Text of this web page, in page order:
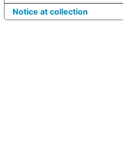
Notice at collection